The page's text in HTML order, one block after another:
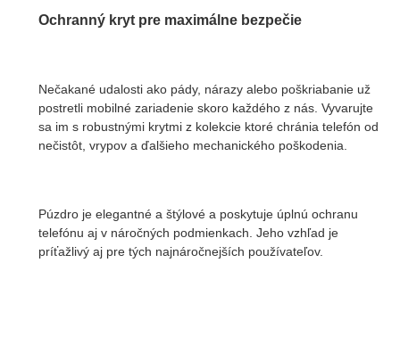
Ochranný kryt pre maximálne bezpečie
Nečakané udalosti ako pády, nárazy alebo poškriabanie už
postretli mobilné zariadenie skoro každého z nás. Vyvarujte
sa im s robustnými krytmi z kolekcie ktoré chránia telefón od
nečistôt, vrypov a ďalšieho mechanického poškodenia.
Púzdro je elegantné a štýlové a poskytuje úplnú ochranu
telefónu aj v náročných podmienkach. Jeho vzhľad je
príťažlivý aj pre tých najnáročnejších používateľov.